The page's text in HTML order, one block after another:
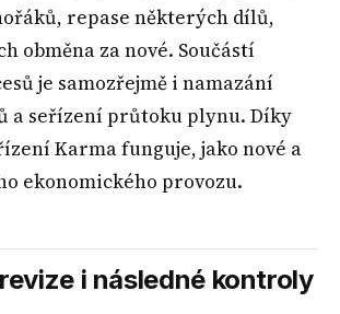
repase některých dílů,
obměna za nové. Součástí
je samozřejmě i namazání
a seřízení průtoku plynu. Díky
Karma funguje, jako nové a
ekonomického provozu.
i následné kontroly